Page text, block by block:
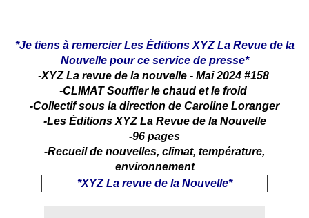
*Je tiens à remercier Les Éditions XYZ La Revue de la
Nouvelle pour ce service de presse*
-XYZ La revue de la nouvelle - Mai 2024 #158
-CLIMAT Souffler le chaud et le froid
-Collectif sous la direction de Caroline Loranger
-Les Éditions XYZ La Revue de la Nouvelle
-96 pages
-Recueil de nouvelles, climat, température,
environnement
*XYZ La revue de la Nouvelle*